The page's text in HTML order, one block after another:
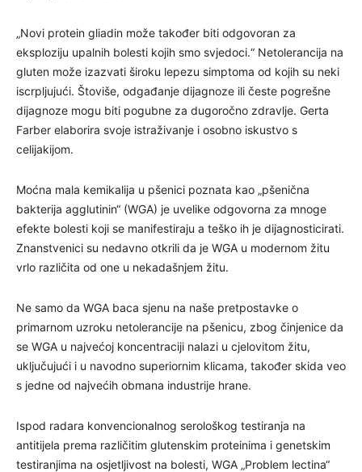
„Novi protein gliadin može također biti odgovoran za
eksploziju upalnih bolesti kojih smo svjedoci.“ Netolerancija na
gluten može izazvati široku lepezu simptoma od kojih su neki
iscrpljujući. Štoviše, odgađanje dijagnoze ili česte pogrešne
dijagnoze mogu biti pogubne za dugoročno zdravlje. Gerta
Farber elaborira svoje istraživanje i osobno iskustvo s
celijakijom.
Moćna mala kemikalija u pšenici poznata kao „pšenična
bakterija agglutinin“ (WGA) je uvelike odgovorna za mnoge
efekte bolesti koji se manifestiraju a teško ih je dijagnosticirati.
Znanstvenici su nedavno otkrili da je WGA u modernom žitu
vrlo različita od one u nekadašnjem žitu.
Ne samo da WGA baca sjenu na naše pretpostavke o
primarnom uzroku netolerancije na pšenicu, zbog činjenice da
se WGA u najvećoj koncentraciji nalazi u cjelovitom žitu,
uključujući i u navodno superiornim klicama, također skida veo
s jedne od najvećih obmana industrije hrane.
Ispod radara konvencionalnog serološkog testiranja na
antitijela prema različitim glutenskim proteinima i genetskim
testiranjima na osjetljivost na bolesti, WGA „Problem lectina“